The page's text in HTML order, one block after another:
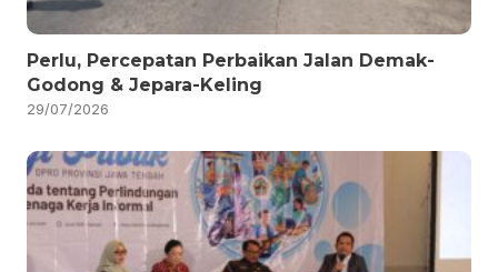
Perlu, Percepatan Perbaikan Jalan Demak-
Godong & Jepara-Keling
29/07/2026